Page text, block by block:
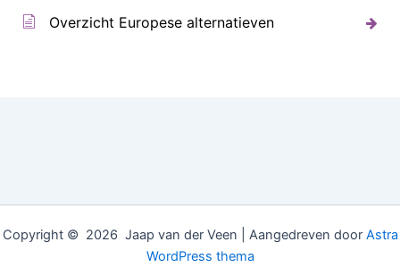
Overzicht Europese alternatieven
Copyright © 2026 Jaap van der Veen | Aangedreven door Astra
WordPress thema